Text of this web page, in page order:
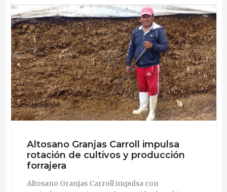
Altosano Granjas Carroll impulsa
rotación de cultivos y producción
forrajera
Altosano Granjas Carroll impulsa con